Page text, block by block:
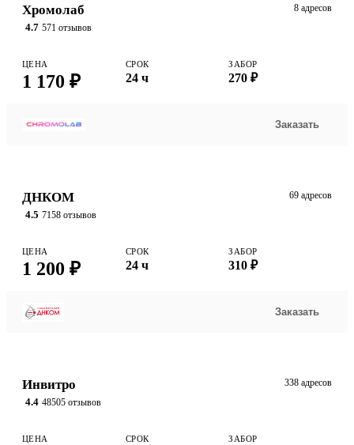
Хромолаб
4.7 571 отзывов
8 адресов
ЦЕНА
1 170 ₽
СРОК
24 ч
ЗАБОР
270 ₽
Заказать
ДНКОМ
4.5 7158 отзывов
69 адресов
ЦЕНА
1 200 ₽
СРОК
24 ч
ЗАБОР
310 ₽
Заказать
Инвитро
4.4 48505 отзывов
338 адресов
ЦЕНА СРОК ЗАБОР